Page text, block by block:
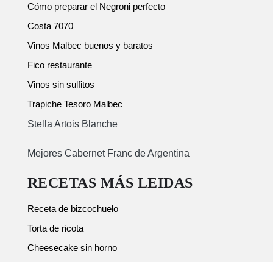
Cómo preparar el Negroni perfecto
Costa 7070
Vinos Malbec buenos y baratos
Fico restaurante
Vinos sin sulfitos
Trapiche Tesoro Malbec
Stella Artois Blanche
Mejores Cabernet Franc de Argentina
RECETAS MÁS LEIDAS
Receta de bizcochuelo
Torta de ricota
Cheesecake sin horno